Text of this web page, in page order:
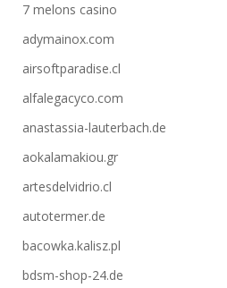
7 melons casino
adymainox.com
airsoftparadise.cl
alfalegacyco.com
anastassia-lauterbach.de
aokalamakiou.gr
artesdelvidrio.cl
autotermer.de
bacowka.kalisz.pl
bdsm-shop-24.de